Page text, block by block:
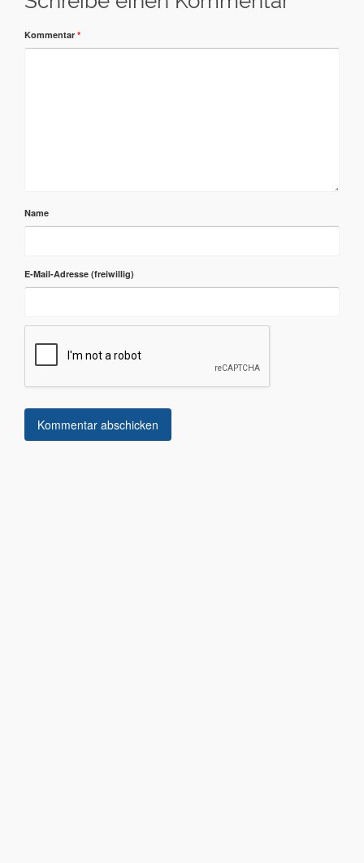
Kommentar *
Name
E-Mail-Adresse